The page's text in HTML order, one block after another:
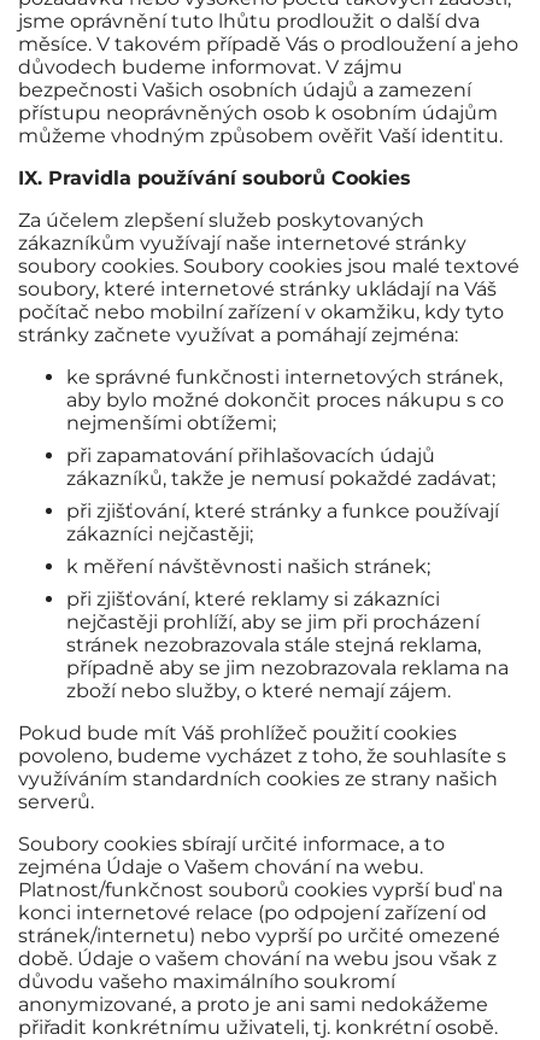
jsme oprávnění tuto lhůtu prodloužit o další dva
měsíce. V takovém případě Vás o prodloužení a jeho
důvodech budeme informovat. V zájmu
bezpečnosti Vašich osobních údajů a zamezení
přístupu neoprávněných osob k osobním údajům
můžeme vhodným způsobem ověřit Vaší identitu.
IX. Pravidla používání souborů Cookies
Za účelem zlepšení služeb poskytovaných
zákazníkům využívají naše internetové stránky
soubory cookies. Soubory cookies jsou malé textové
soubory, které internetové stránky ukládají na Váš
počítač nebo mobilní zařízení v okamžiku, kdy tyto
stránky začnete využívat a pomáhají zejména:
ke správné funkčnosti internetových stránek,
aby bylo možné dokončit proces nákupu s co
nejmenšími obtížemi;
při zapamatování přihlašovacích údajů
zákazníků, takže je nemusí pokaždé zadávat;
při zjišťování, které stránky a funkce používají
zákazníci nejčastěji;
k měření návštěvnosti našich stránek;
při zjišťování, které reklamy si zákazníci
nejčastěji prohlíží, aby se jim při procházení
stránek nezobrazovala stále stejná reklama,
případně aby se jim nezobrazovala reklama na
zboží nebo služby, o které nemají zájem.
Pokud bude mít Váš prohlížeč použití cookies
povoleno, budeme vycházet z toho, že souhlasíte s
využíváním standardních cookies ze strany našich
serverů.
Soubory cookies sbírají určité informace, a to
zejména Údaje o Vašem chování na webu.
Platnost/funkčnost souborů cookies vyprší buď na
konci internetové relace (po odpojení zařízení od
stránek/internetu) nebo vyprší po určité omezené
době. Údaje o vašem chování na webu jsou však z
důvodu vašeho maximálního soukromí
anonymizované, a proto je ani sami nedokážeme
přiřadit konkrétnímu uživateli, tj. konkrétní osobě.